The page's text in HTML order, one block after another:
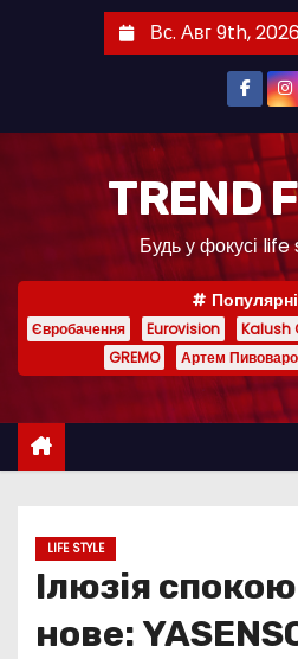
и
Вс. Авг 9th,
TREND
Будь у фокусі life
Популярні
Євробачення Eurovision Kalush
GREMO
Артем
LIFE STYLE
Ілюзія
нове: